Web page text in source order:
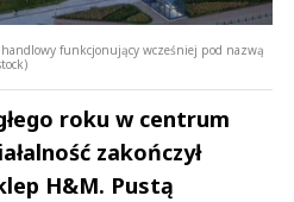
funkcjonujący wcześniej pod nazwą
roku w centrum
zakończył
H&M. Pustą